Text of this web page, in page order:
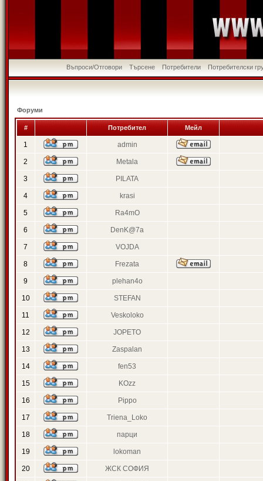
Въпроси/Отговори Търсене Потребители Потребителски
Форуми
# Потребител Мейл
1 admin
2 Metala
3 PILATA
4 krasi
5 Ra4mO
6 DenK@7a
7 VOJDA
8 Frezata
9 plehan4o
10 STEFAN
11 Veskoloko
12 JOPETO
13 Zaspalan
14 fen53
15 KOzz
16 Pippo
17 Triena_Loko
18 парци
19 lokoman
20 ЖСК СОФИЯ